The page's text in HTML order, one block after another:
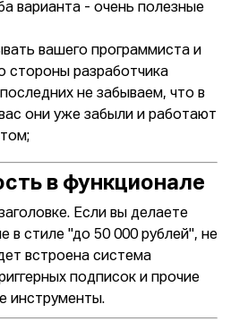
варианта - очень полезные
вашего программиста и
стороны разработчика
не забываем, что в
они уже забыли и работают
в функционале
Если вы делаете
в стиле "до 50 000 рублей", не
встроена система
подписок и прочие
инструменты.